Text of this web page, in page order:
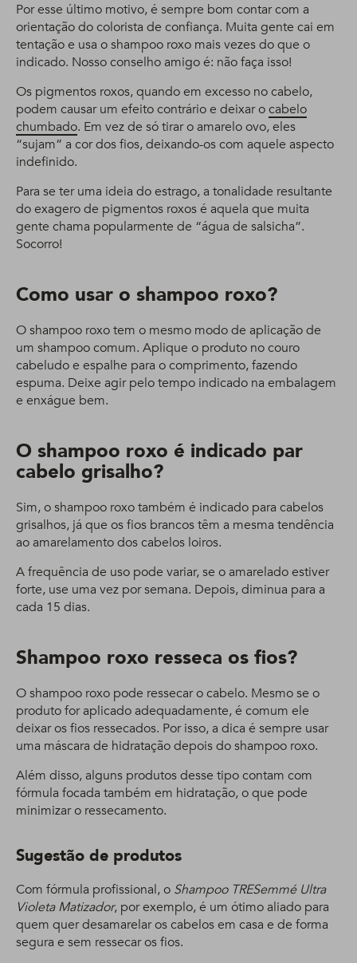
Por esse último motivo, é sempre bom contar com a
orientação do colorista de confiança. Muita gente cai em
tentação e usa o shampoo roxo mais vezes do que o
indicado. Nosso conselho amigo é: não faça isso!
Os pigmentos roxos, quando em excesso no cabelo,
podem causar um efeito contrário e deixar ocabelo
chumbado. Em vez de só tirar o amarelo ovo, eles
“sujam” a cor dos fios, deixando-os com aquele aspecto
indefinido.
Para se ter uma ideia do estrago, a tonalidade resultante
do exagero de pigmentos roxos é aquela que muita
gente chama popularmente de “água de salsicha”.
Socorro!
Como usar o shampoo roxo?
O shampoo roxo tem o mesmo modo de aplicação de
um shampoo comum. Aplique o produto no couro
cabeludo e espalhe para o comprimento, fazendo
espuma. Deixe agir pelo tempo indicado na embalagem
e enxágue bem.
O shampoo roxo é indicado par
cabelo grisalho?
Sim, o shampoo roxo também é indicado para cabelos
grisalhos, já que os fios brancos têm a mesma tendência
ao amarelamento dos cabelos loiros.
A frequência de uso pode variar, se o amarelado estiver
forte, use uma vez por semana. Depois, diminua para a
cada 15 dias.
Shampoo roxo resseca os fios?
O shampoo roxo pode ressecar o cabelo. Mesmo se o
produto for aplicado adequadamente, é comum ele
deixar os fios ressecados. Por isso, a dica é sempre usar
uma máscara de hidratação depois do shampoo roxo.
Além disso, alguns produtos desse tipo contam com
fórmula focada também em hidratação, o que pode
minimizar o ressecamento.
Sugestão de produtos
Com fórmula profissional, o Shampoo TRESemmé Ultra
Violeta Matizador, por exemplo, é um ótimo aliado para
quem quer desamarelar os cabelos em casa e de forma
segura e sem ressecar os fios.